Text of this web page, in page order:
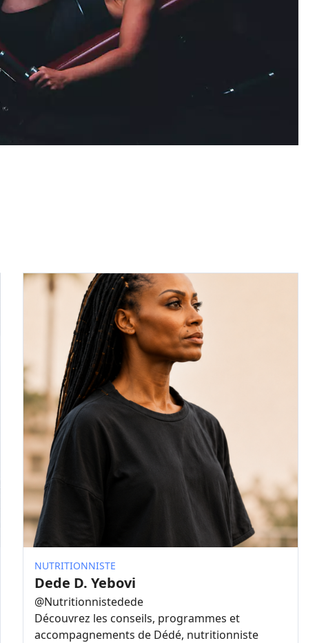
NUTRITIONNISTE
Dede D. Yebovi
@Nutritionnistedede
Découvrez les conseils, programmes et
accompagnements de Dédé, nutritionniste